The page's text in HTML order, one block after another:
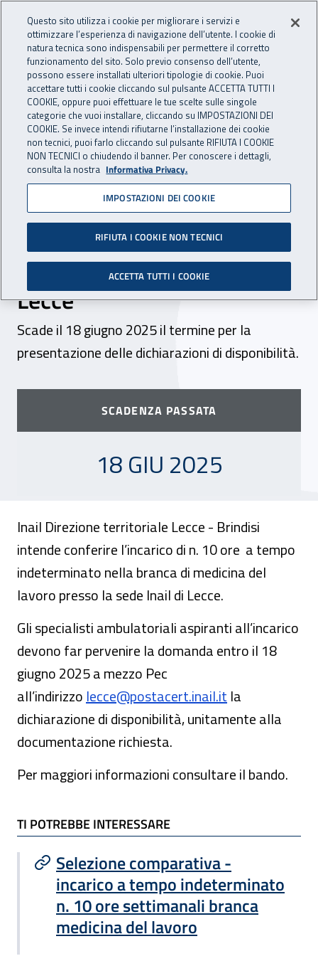
INAIL - Istituto Nazionale
Apri cerca
Navigazione principale
Navigazione - Ti trovi in:
Home Inail comunica Scadenze Scadenza
Dr Puglia - selezione
comparativa incarico a
tempo indeterminato n. 10
ore settimanali branca
medicina del lavoro - sede
Lecce
Scade il 18 giugno 2025 il termine per la
presentazione delle dichiarazioni di disponibilità.
SCADENZA PASSATA
18 GIUGNO 2025
18 GIU 2025
Inail Direzione territoriale Lecce - Brindisi
intende conferire l’incarico di n. 10 ore a tempo
indeterminato nella branca di medicina del
lavoro presso la sede Inail di Lecce.
Gli specialisti ambulatoriali aspiranti all’incarico
devono far pervenire la domanda entro il 18
giugno 2025 a mezzo Pec
all’indirizzo lecce@postacert.inail.it la
dichiarazione di disponibilità, unitamente alla
documentazione richiesta.
Per maggiori informazioni consultare il bando.
TI POTREBBE INTERESSARE
TI POTREBBE INTERESSARE
Selezione comparativa -
incarico a tempo indeterminato
n. 10 ore settimanali branca
medicina del lavoro
Questo sito utilizza i cookie per migliorare i servizi e
ottimizzare l’esperienza di navigazione dell’utente. I cookie di
natura tecnica sono indispensabili per permettere il corretto
funzionamento del sito. Solo previo consenso dell’utente,
possono essere installati ulteriori tipologie di cookie. Puoi
accettare tutti i cookie cliccando sul pulsante ACCETTA TUTTI I
COOKIE, oppure puoi effettuare le tue scelte sulle singole
categorie che vuoi installare, cliccando su IMPOSTAZIONI DEI
COOKIE. Se invece intendi rifiutarne l’installazione dei cookie
non tecnici, puoi farlo cliccando sul pulsante RIFIUTA I COOKIE
NON TECNICI o chiudendo il banner. Per conoscere i dettagli,
consulta la nostra Informativa Privacy.
IMPOSTAZIONI DEI COOKIE
RIFIUTA I COOKIE NON TECNICI
ACCETTA TUTTI I COOKIE